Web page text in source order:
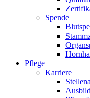
Spende
Pflege
Karriere